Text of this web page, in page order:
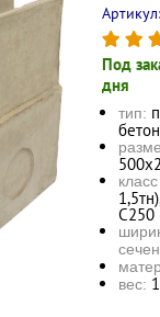
Артикул:
Под
дня
тип:
С250
вес: